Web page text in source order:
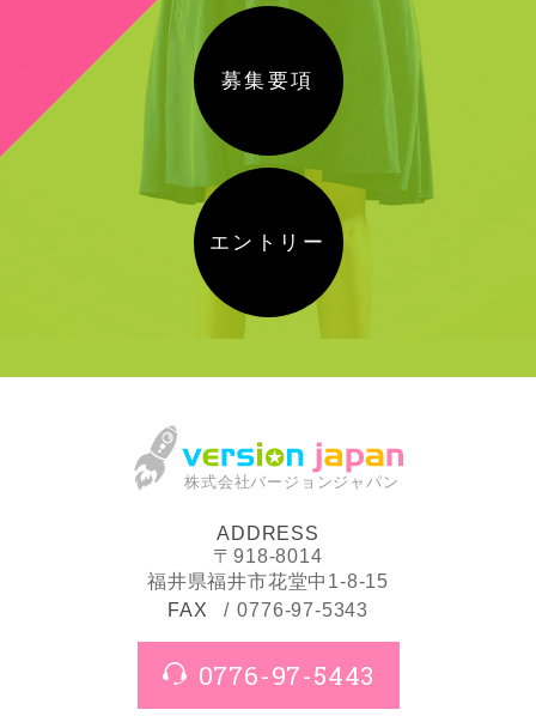
募集要項
エントリー
株式会社バージョンジャパン
ADDRESS
〒918-8014
福井県福井市花堂中1-8-15
FAX
0776-97-5343
0776-97-5443